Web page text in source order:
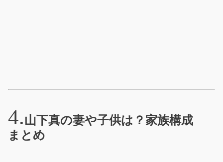
山下真の妻や子供は？家族構成
まとめ